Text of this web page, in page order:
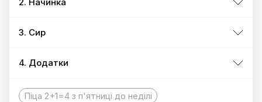
3. Сир
4. Додатки
Піца 2+1=4 з п'ятниці до неділі